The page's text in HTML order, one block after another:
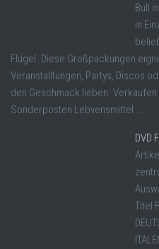
Bull
in
Flügel. Diese Großpackungen
Veranstalltungen, Partys, Discos
den Geschmack lieben.
Sonderposten Lebvensmittel ...
DVD
Titel